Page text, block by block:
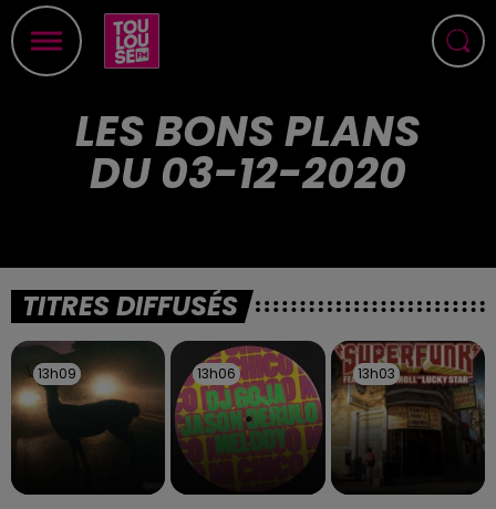
LES BONS PLANS
DU 03-12-2020
TITRES DIFFUSÉS
13h09
13h09 13h06
13h06 13h03
13h03